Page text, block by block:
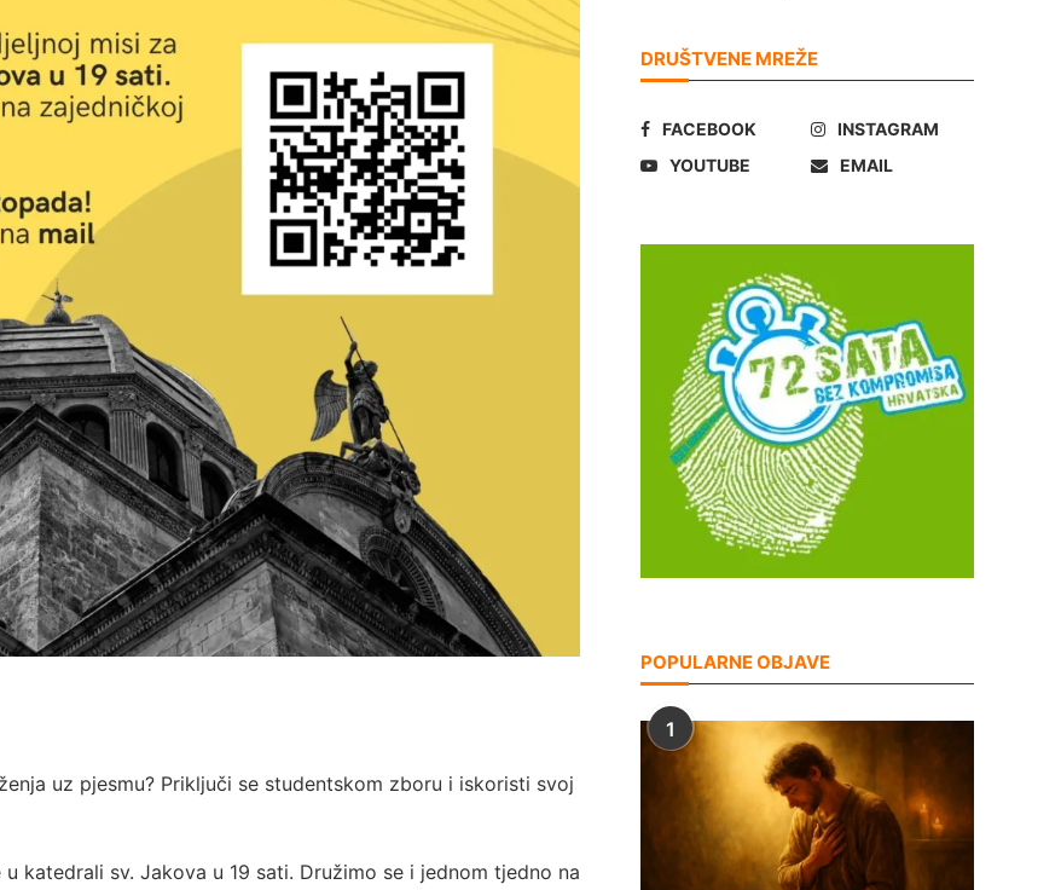
uz pjesmu? Priključi se studentskom zboru i iskoristi svoj
katedrali sv. Jakova u 19 sati. Družimo se i jednom tjedno na
DRUŠTVENE MREŽE
FACEBOOK
INSTAGRAM
YOUTUBE
EMAIL
POPULARNE OBJAVE
1